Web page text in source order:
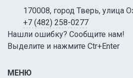
170008, город Тверь, улица
+7 (482) 258-0277
Нашли ошибку? Сообщите нам!
Выделите и нажмите Ctr+Enter
МЕНЮ